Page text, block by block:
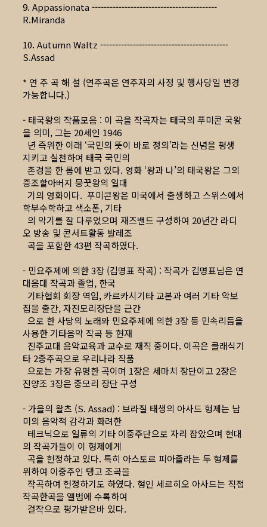
9. Appassionata ------------------------------------------
R.Miranda
10. Autumn Waltz -------------------------------------------
S.Assad
* 연 주 곡 해 설 (연주곡은 연주자의 사정 및 행사당일 변경
가능합니다.)
- 태국왕의 작품모음 : 이 곡을 작곡자는 태국의 푸미콘 국왕
을 의미, 그는 20세인 1946
년 즉위한 이래 ‘국민의 뜻이 바로 정의’라는 신념을 평생
지키고 실천하여 태국 국민의
존경을 한 몸에 받고 있다. 영화 ‘왕과 나’의 태국왕은 그의
증조할아버지 뭉꿋왕의 일대
기의 영화이다. 푸미콘왕은 미국에서 출생하고 스위스에서
학부수학하고 색소폰, 기타
의 악기를 잘 다루었으며 재즈밴드 구성하여 20년간 라디
오 방송 및 콘서트활동 발레조
곡을 포함한 43편 작곡하였다.
- 민요주제에 의한 3장 (김명표 작곡) : 작곡가 김명표님은 연
대음대 작곡과 졸업, 한국
기타협회 회장 역임, 카르카시기타 교본과 여러 기타 악보
집을 출간, 자진모리장단을 근간
으로 한 사당의 노래와 민요주제에 의한 3장 등 민속리듬을
사용한 기타음악 작곡 등 현재
진주교대 음악교육과 교수로 재직 중이다. 이곡은 클래식기
타 2중주곡으로 우리나라 작품
으로는 가장 유명한 곡이며 1장은 세마치 장단이고 2장은
진양조 3장은 중모리 장단 구성
- 가을의 왈츠 (S. Assad) : 브라질 태생의 아사드 형제는 남
미의 음악적 감각과 화려한
테크닉으로 일류의 기타 이중주단으로 자리 잡았으며 현대
의 작곡가들이 이 형제에게
곡을 헌정하고 있다. 특히 아스토르 피아졸라는 두 형제를
위하여 이중주인 탱고 조곡을
작곡하여 헌정하기도 하였다. 형인 세르히오 아사드는 직접
작곡한곡을 앨범에 수록하여
걸작으로 평가받은바 있다.